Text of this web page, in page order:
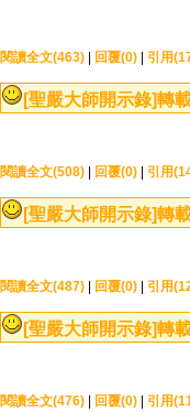
閱讀全文(463) 回覆(0) 引用
[聖嚴大師開示錄]轉
閱讀全文(508) 回覆(0) 引用
[聖嚴大師開示錄]轉
閱讀全文(487) 回覆(0) 引用
[聖嚴大師開示錄]轉
閱讀全文(476) 回覆(0) 引用